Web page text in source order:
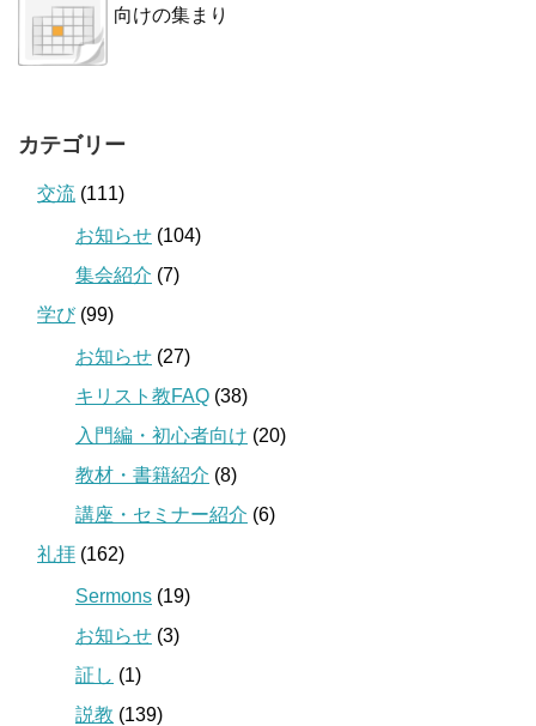
向けの集まり
カテゴリー
交流 (111)
お知らせ (104)
集会紹介 (7)
学び(99)
お知らせ (27)
キリスト教FAQ (38)
入門編・初心者向け (20)
教材・書籍紹介 (8)
講座・セミナー紹介 (6)
礼拝 (162)
Sermons (19)
お知らせ (3)
証し (1)
説教 (139)